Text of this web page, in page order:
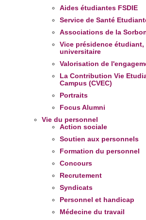
Aides étudiantes FSDIE
Service de Santé
Associations de la
Vice présidence étudiant,
universitaire
Valorisation de
La Contribution Vie
Campus (CVEC)
Portraits
Focus Alumni
Vie du personnel
Action sociale
Soutien aux personnels
Formation du personnel
Concours
Recrutement
Syndicats
Personnel et handicap
Médecine du travail